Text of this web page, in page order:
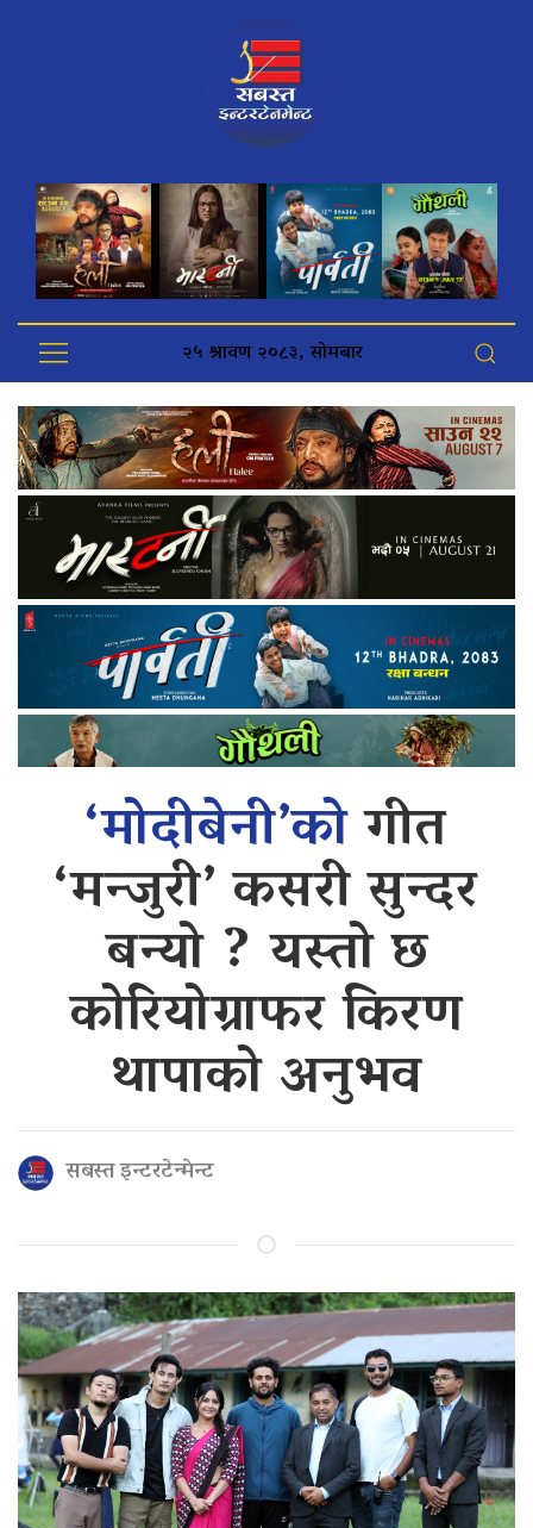
२५ श्रावण २०८३, सोमबार
‘मोदीबेनी’कोगीत
‘मन्जुरी’ कसरी सुन्दर
बन्यो ? यस्तो छ
कोरियोग्राफर किरण
थापाको अनुभव
सबस्त इन्टरटेन्मेन्ट